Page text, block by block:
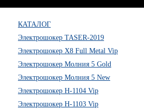
КАТАЛОГ
Электрошокер TASER-2019
Электрошокер X8 Full Metal Vip
Электрошокер Молния 5 Gold
Электрошокер Молния 5 New
Электрошокер H-1104 Vip
Электрошокер H-1103 Vip